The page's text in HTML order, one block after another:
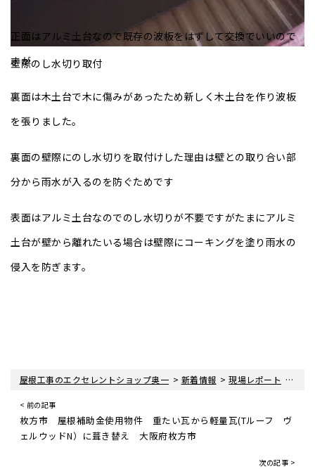
壁際のし水切り取付
正面はアルミ土台なので既存の波板をはずして交換でいいので
すが
裏面は木土台で木に傷みがあったため新しく木土台を作り波板
を張りました。
裏面の壁際にのし水切りを取付けした理由は壁との取り合い部
分から雨水が入るのを防ぐためです
表面はアルミ土台なのでのし水切りが不要ですがたまにアルミ
土台が壁から離れたいる場合は壁際にコーキングを塗り雨水の
侵入を防ぎます。
屋根工事のエクセレントショップ奥一 > 新着情報 >現場レポート
< 前の記事
枚方市 屋根補助金使用物件 重たい瓦から軽量瓦(Tルーフ ヴ
ェルウッドN）に葺き替え 大阪府枚方市
次の記事 >